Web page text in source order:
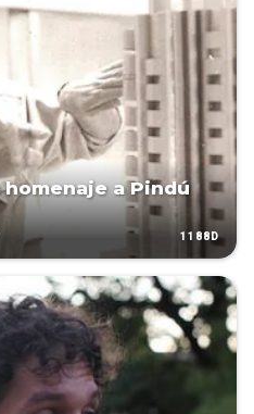
homenaje a Pindú
1188D